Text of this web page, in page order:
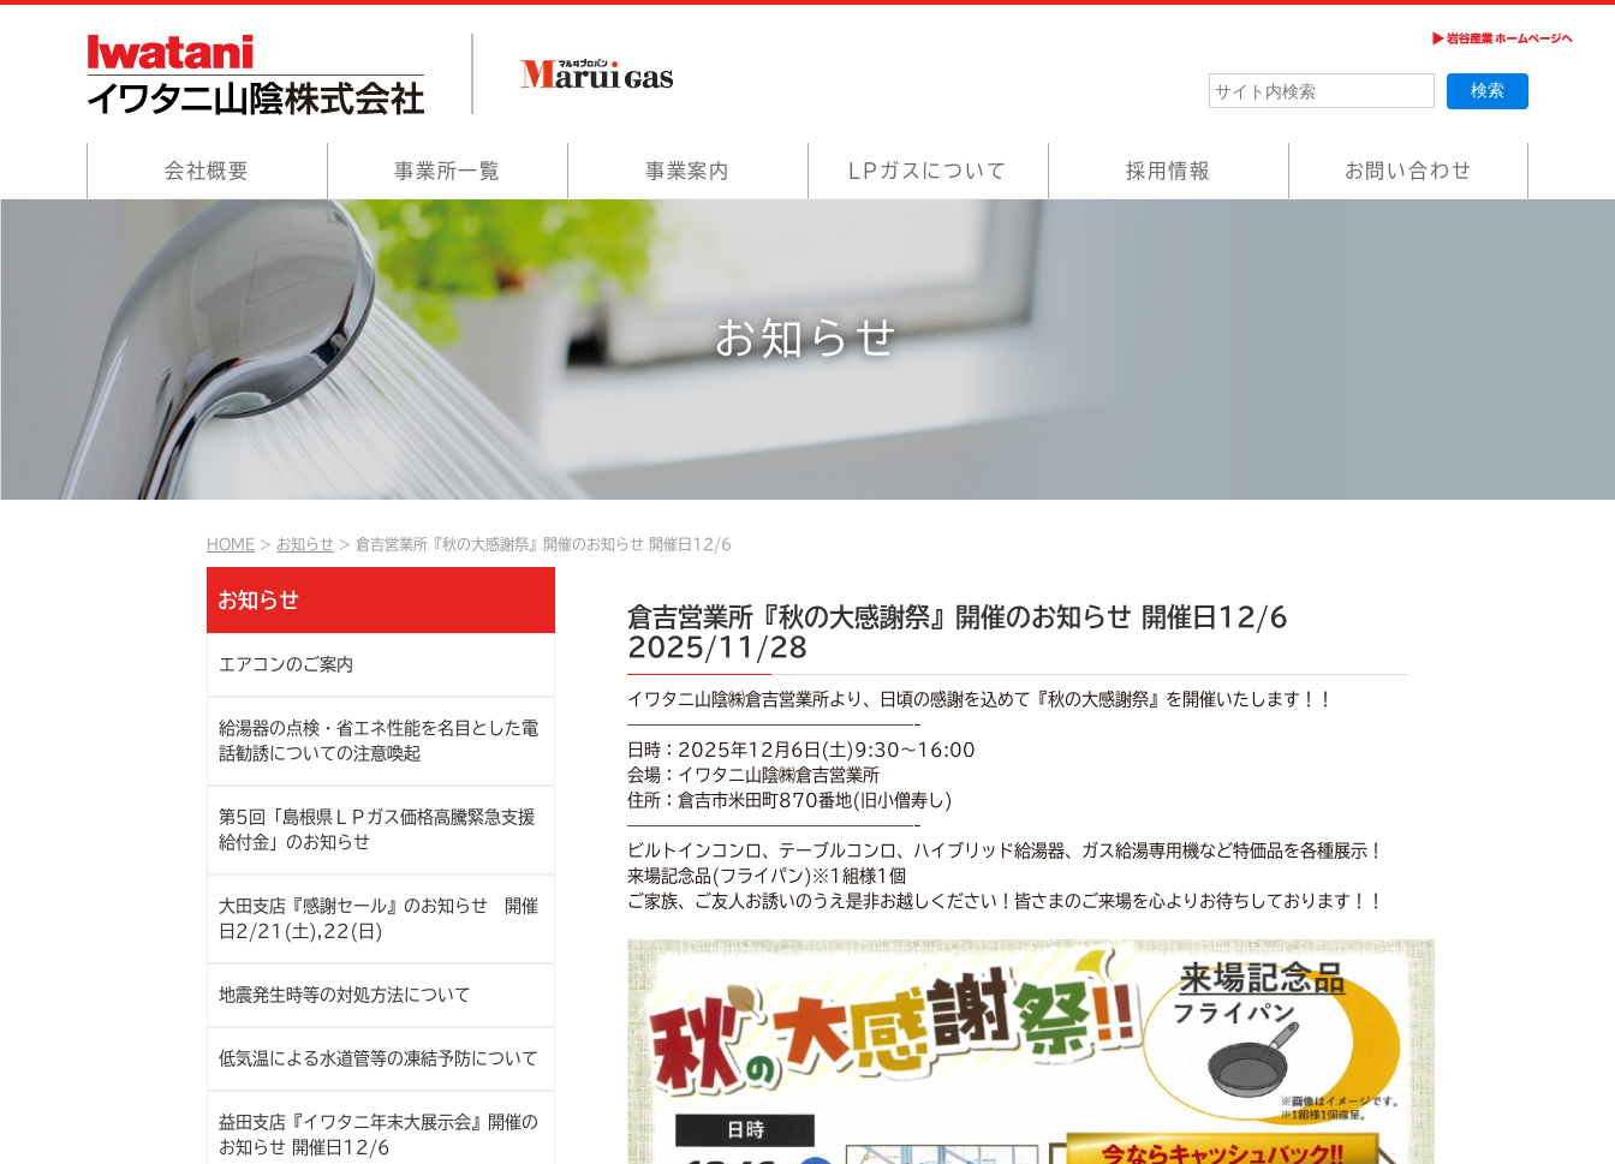
会社概要 事業所一覧 事業案内 LPガスについて 採用情報 お問い合わせ
お知らせ
HOME お知らせ 倉吉営業所『秋の大感謝祭』開催のお知らせ 開催日12/6
お知らせ
エアコンのご案内
給湯器の点検・省エネ性能を名目とした電
話勧誘についての注意喚起
第5回「島根県ＬＰガス価格高騰緊急支援
給付金」のお知らせ
大田支店『感謝セール』のお知らせ 開催
日2/21(土),22(日)
地震発生時等の対処方法について
低気温による水道管等の凍結予防について
益田支店『イワタニ年末大展示会』開催の
お知らせ 開催日12/6
倉吉営業所『秋の大感謝祭』開催のお知らせ 開催日12/6
2025/11/28
イワタニ山陰㈱倉吉営業所より、日頃の感謝を込めて『秋の大感謝祭』を開催いたします！！
—————————————————-
日時：2025年12月6日(土)9:30～16:00
会場：イワタニ山陰㈱倉吉営業所
住所：倉吉市米田町870番地(旧小僧寿し)
—————————————————-
ビルトインコンロ、テーブルコンロ、ハイブリッド給湯器、ガス給湯専用機など特価品を各種展示！
来場記念品(フライパン)※1組様1個
ご家族、ご友人お誘いのうえ是非お越しください！皆さまのご来場を心よりお待ちしております！！